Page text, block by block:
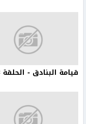
قيامة البنادق - الحلقة 23